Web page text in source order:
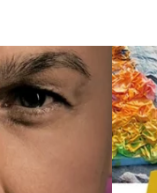
mit Thomas